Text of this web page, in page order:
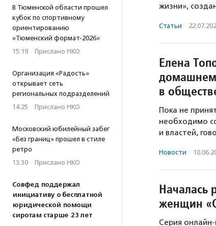
В Тюменской области прошел
кубок по спортивному
ориентированию
«Тюменский формат-2026»
15:19 · Прислано НКО
Организация «Радость»
открывает сеть
региональных подразделений
14:25 · Прислано НКО
Московский юбилейный забег
«Без границ» прошел в стиле
ретро
13:30 · Прислано НКО
Совфед поддержал
инициативу о бесплатной
юридической помощи
сиротам старше 23 лет
жизни»,
Статьи ·
Елена
в
Пока не
необходимо
и властей,
Новости ·
Началась
женщин
Серия